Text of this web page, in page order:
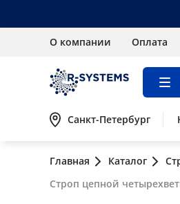
О компании Оплата
Санкт-Петербург
Главная Каталог
Строп цепной